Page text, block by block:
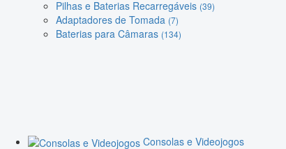
Pilhas e Baterias Recarregáveis (39)
Adaptadores de Tomada (7)
Baterias para Câmaras (134)
Consolas e Videojogos